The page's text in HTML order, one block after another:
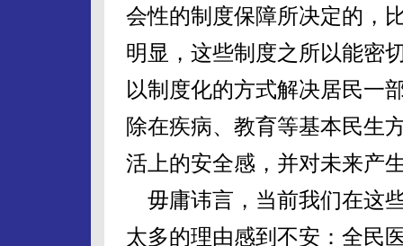
会性的制度保障所决定的，
明显，这些制度之所以能密
以制度化的方式解决居民一
除在疾病、教育等基本民生
活上的安全感，并对未来产
毋庸讳言，当前我们在这
太多的理由感到不安：全民